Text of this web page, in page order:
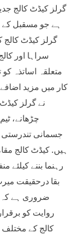
گرلز کیڈٹ کالج
ہے جو مسقبل کے
گرلز کیڈٹ
سراہا اور
متعلقہ اساتذہ
کار میں مزید
نے گرلز
چڑھانے،
جسمانی
ہیں. کیڈٹ کالج
رہنما بننے کیلئے
بقا درحقیقت
ضروری ہے کہ
روایت کو
کالج کے مختلف